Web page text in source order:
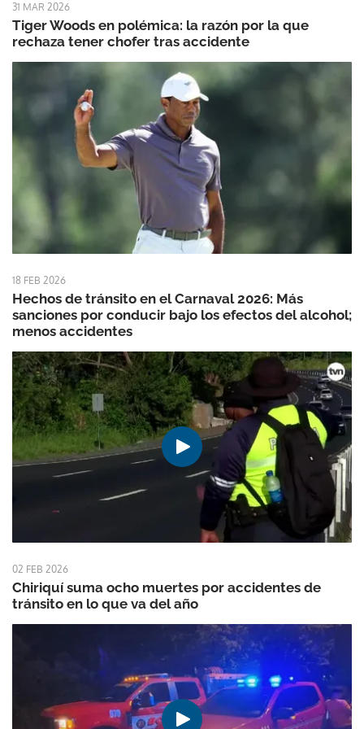
31 MAR 2026
Tiger Woods en polémica: la razón por la que
rechaza tener chofer tras accidente
18 FEB 2026
Hechos de tránsito en el Carnaval 2026: Más
sanciones por conducir bajo los efectos del alcohol;
menos accidentes
02 FEB 2026
Chiriquí suma ocho muertes por accidentes de
tránsito en lo que va del año